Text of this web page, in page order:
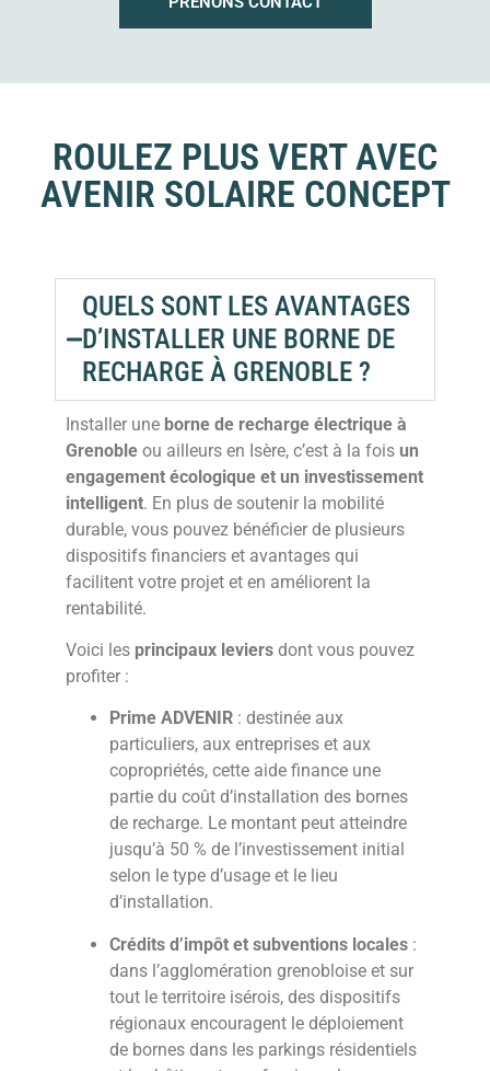
ROULEZ PLUS VERT AVEC
AVENIR SOLAIRE CONCEPT
QUELS SONT LES AVANTAGES
D’INSTALLER UNE BORNE DE
RECHARGE À GRENOBLE ?
Installer une borne de recharge électrique à
Grenoble ou ailleurs en Isère, c’est à la fois un
engagement écologique et un investissement
intelligent. En plus de soutenir la mobilité
durable, vous pouvez bénéficier de plusieurs
dispositifs financiers et avantages qui
facilitent votre projet et en améliorent la
rentabilité.
Voici les principaux leviers dont vous pouvez
profiter :
Prime ADVENIR : destinée aux
particuliers, aux entreprises et aux
copropriétés, cette aide finance une
partie du coût d’installation des bornes
de recharge. Le montant peut atteindre
jusqu’à 50 % de l’investissement initial
selon le type d’usage et le lieu
d’installation.
Crédits d’impôt et subventions locales :
dans l’agglomération grenobloise et sur
tout le territoire isérois, des dispositifs
régionaux encouragent le déploiement
de bornes dans les parkings résidentiels